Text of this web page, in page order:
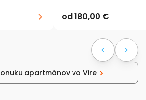
od180,00 €
apartmánov vo Vire